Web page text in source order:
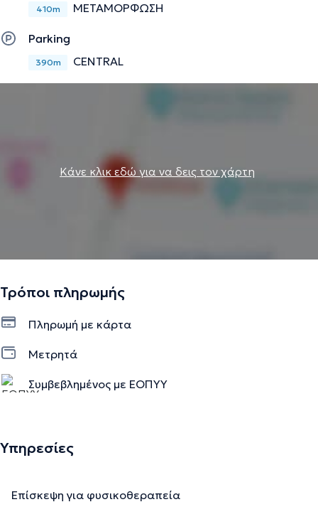
410m ΜΕΤΑΜΟΡΦΩΣΗ
Parking
390m CENTRAL
Κάνε κλικ εδώ για να δεις τον χάρτη
Τρόποι πληρωμής
Πληρωμή με κάρτα
Μετρητά
Συμβεβλημένος με ΕΟΠΥΥ
Υπηρεσίες
Επίσκεψη για φυσικοθεραπεία